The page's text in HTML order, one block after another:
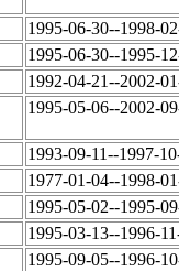
1995-06-30--1998-
1995-06-30--1995-
1992-04-21--2002-
1995-05-06--2002-
1993-09-11--1997-
1977-01-04--1998-
1995-05-02--1995-
1995-03-13--1996-
1995-09-05--1996-